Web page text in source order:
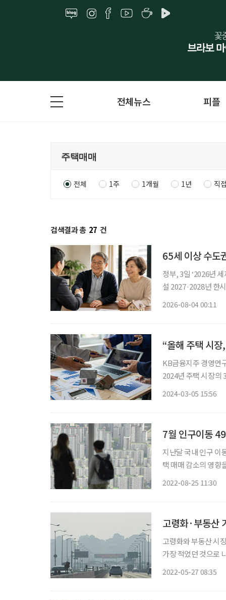
전체뉴스 피플
전체 1주 1개월 1년 직
검색결과 총 27 건
65세 이상 수도
정부, 3일 ‘2026년 세제개편안’ 발표 ‘고령 1주택자
설 2027·2028년 한시 시행,
2026-08-04 00:11
“올해 주택 시장
KB금융지주 경영연
2024년 주택 시장의
2024-03-05 15:56
7월 인구이동
지난달 국내 인구 이
택 매매 감소의 영향
2022-08-25 11:30
고령화·부동산
고령화와 부동산 시
가장 적었던 것으로 나타났다. 통계청은 25일 발표한 ‘4월 국내
2022-05-27 08:35